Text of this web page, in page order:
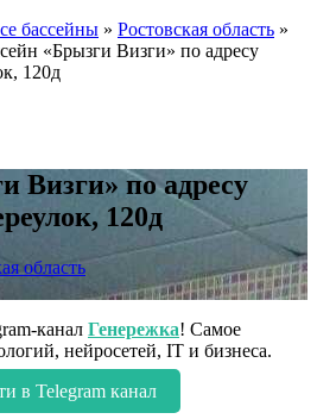
бассейны » Ростовская область »
«Брызги Визги» по адресу
120д
Визги» по адресу
120д
область
канал Генережка! Самое
нейросетей, IT и бизнеса.
в Telegram канал